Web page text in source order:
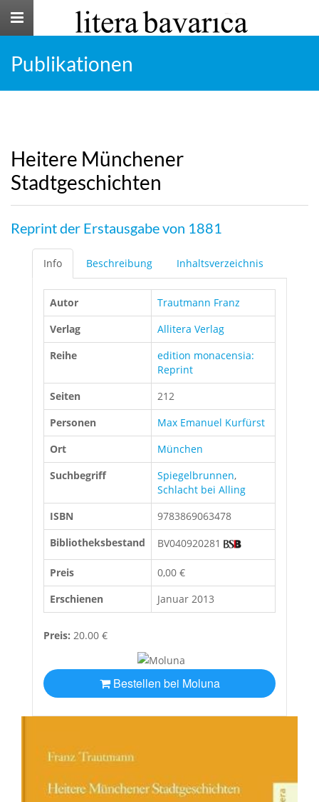
Toggle
Publikationen
Heitere Münchener
Stadtgeschichten
Reprint der Erstausgabe von 1881
Info Beschreibung Inhaltsverzeichnis
Autor
Trautmann Franz
Verlag
Allitera Verlag
Reihe
edition monacensia:
Reprint
Seiten
212
Personen
Max Emanuel Kurfürst
Ort
München
Suchbegriff
Spiegelbrunnen,
Schlacht bei Alling
ISBN
9783869063478
Bibliotheksbestand
BV040920281
Preis
0,00 €
Erschienen
Januar 2013
Preis: 20.00 €
Bestellen bei Moluna